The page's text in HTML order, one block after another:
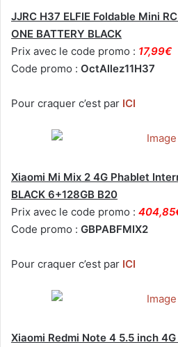
JJRC H37 ELFIE Foldable Mini
ONE BATTERY BLACK
Prix avec le code promo : 17,99€
Code promo : OctAllez11H37
Pour craquer c’est par ICI
Xiaomi Mi Mix 2 4G Phablet
BLACK 6+128GB B20
Prix avec le code promo :
Code promo : GBPABFMIX2
Pour craquer c’est par ICI
Xiaomi Redmi Note 4 5.5 inch